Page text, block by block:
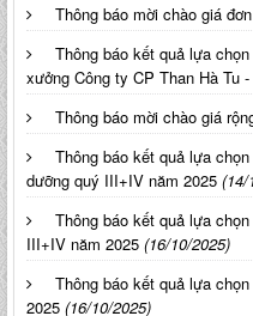
Thông báo mời chào giá
Thông báo kết quả lựa
xưởng Công ty CP Than Hà Tu
Thông báo mời chào giá
Thông báo kết quả lựa
dưỡng quý III+IV năm 2025 (14/
Thông báo kết quả lựa
III+IV năm 2025 (16/10/2025)
Thông báo kết quả lựa
2025 (16/10/2025)